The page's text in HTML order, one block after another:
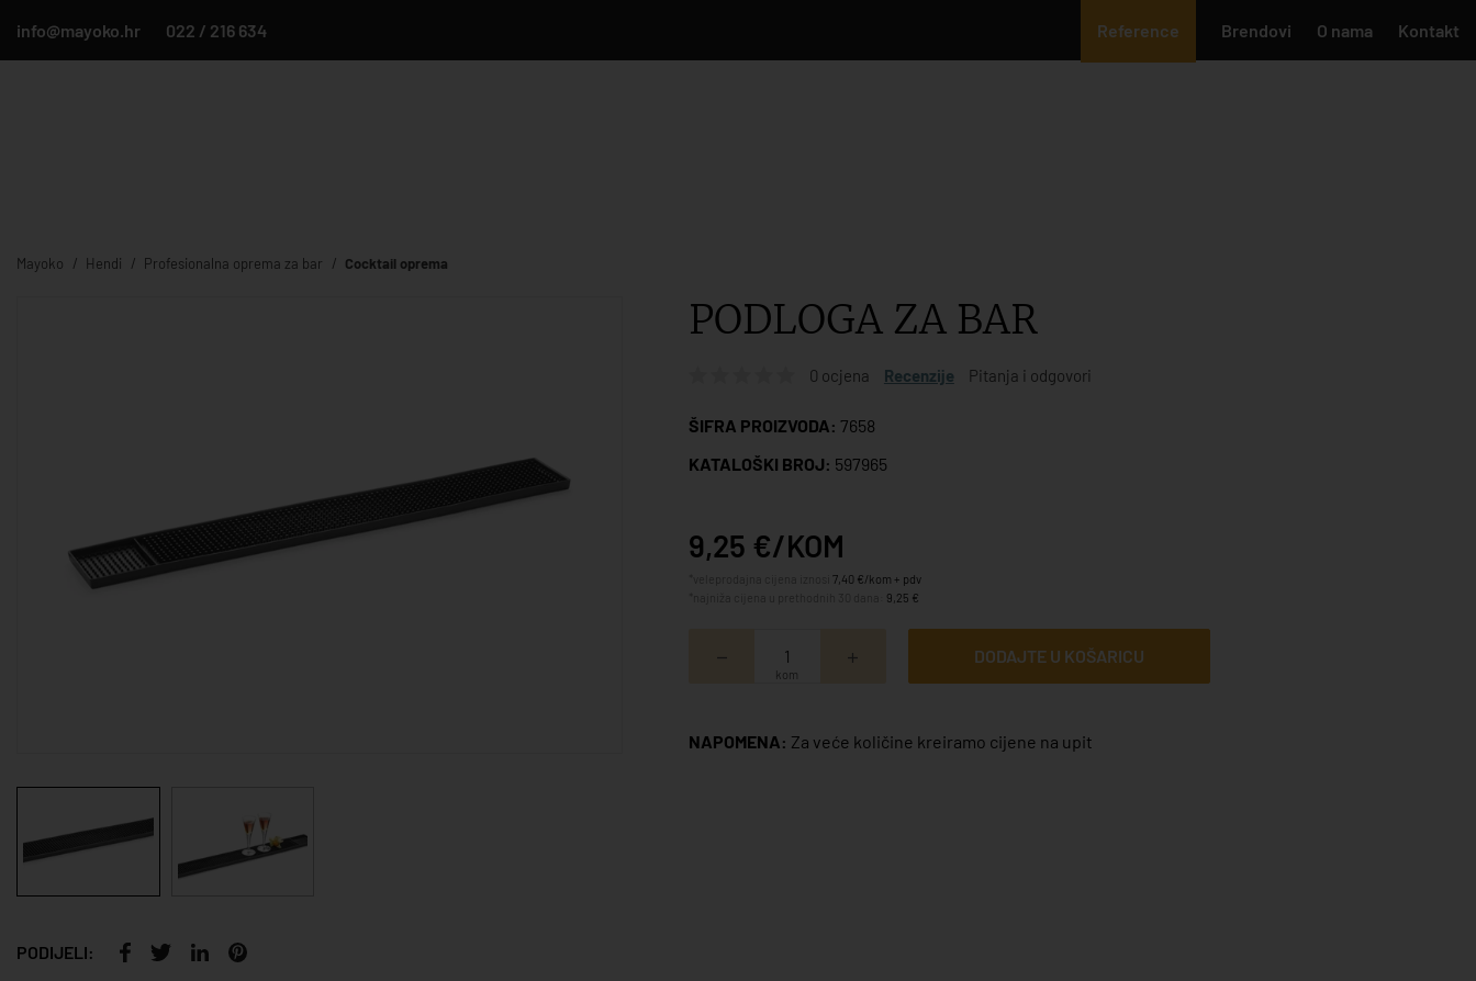
info@mayoko.hr 022 / 216 634 Reference Brendovi O nama Kontakt
Mayoko Hendi Profesionalna oprema za bar Cocktail oprema
PODIJELI:
PODLOGA ZA BAR
0 ocjena Recenzije Pitanja i odgovori
ŠIFRA PROIZVODA: 7658
KATALOŠKI BROJ: 597965
9,25 €/KOM
7,40 €/kom + pdv
9,25 €
kom
DODAJTE U KOŠARICU
NAPOMENA: Za veće količine kreiramo cijene na upit